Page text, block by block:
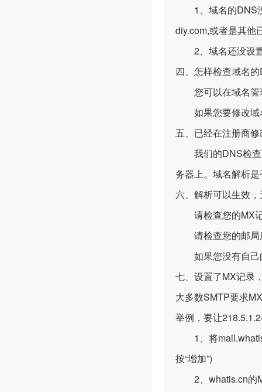
1、域名的DNS没
diy.com,或者是其他
2、域名还没设
四、怎样检查域名
您可以在域名管
如果您要修改域
五、已经在注册商
我们的DNS检查
务器上。域名解析
六、解析可以生效
请检查您的MX
请检查您的邮局
如果您没有自己
七、设置了MX记录
大多数SMTP要求
举例，要让
1、将
按“增加”)
2、whatis.cn的MX